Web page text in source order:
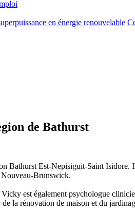
en énergie renouvelable
de Bathurst
Bathurst Est-Nepisiguit-Saint
Nouveau-Brunswick.
est également psychologue
la rénovation de maison et du